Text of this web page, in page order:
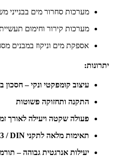
מערכות סחרור מים בבנייני
מערכות קירור וחימום
אספקת מים וניקוז במבנים
יתרונות:
עיצוב קומפקטי ונקי – חסכון
התקנה ותחזוקה פשוטות
פעולה שקטה ויעילה לאורך
תאימות מלאה לתקני EN733 / DIN
יעילות אנרגטית גבוהה –